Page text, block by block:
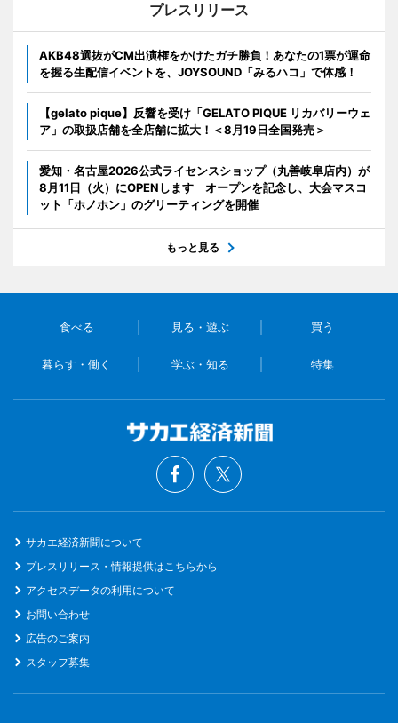
プレスリリース
AKB48選抜がCM出演権をかけたガチ勝負！あなたの1票が運命
を握る生配信イベントを、JOYSOUND「みるハコ」で体感！
【gelato pique】反響を受け「GELATO PIQUE リカバリーウェ
ア」の取扱店舗を全店舗に拡大！＜8月19日全国発売＞
愛知・名古屋2026公式ライセンスショップ（丸善岐阜店内）が
8月11日（火）にOPENします オープンを記念し、大会マスコ
ット「ホノホン」のグリーティングを開催
もっと見る
食べる 見る・遊ぶ 買う
暮らす・働く 学ぶ・知る 特集
サカエ経済新聞について
プレスリリース・情報提供はこちらから
アクセスデータの利用について
お問い合わせ
広告のご案内
スタッフ募集